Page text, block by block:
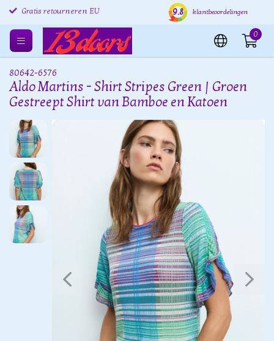
Gratis retourneren EU Verzending binnen 24 uur
9.8 klantbeoordelingen
0
80642-6576
Aldo Martins - Shirt Stripes Green | Groen
Gestreept Shirt van Bamboe en Katoen